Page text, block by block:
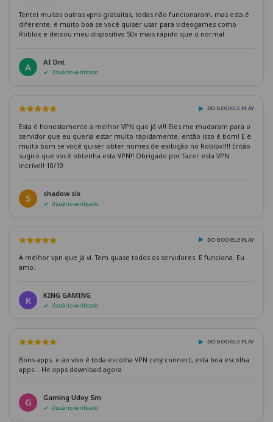
Tentei muitas outras vpns gratuitas, todas não funcionaram, mas esta é
diferente, é muito boa se você quiser usar para videogames como
Roblox e deixou meu dispositivo 50x mais rápido que o normal.
A AI Dnt
Usuário verificado
DO GOOGLE PLAY
Esta é honestamente a melhor VPN que já vi!! Eles me mudaram para o
servidor que eu queria estar muito rapidamente, então isso é bom! E é
muito bom se você quiser obter nomes de exibição no Roblox!!!! Então
sugiro que você obtenha esta VPN!! Obrigado por fazer esta VPN
incrível! 10/10
S shadow six
Usuário verificado
DO GOOGLE PLAY
A melhor vpn que já vi. Tem quase todos os servidores. E funciona. Eu
amo.
K KING GAMING
Usuário verificado
DO GOOGLE PLAY
Bons apps. e ao vivo é toda escolha VPN cety connect, esta boa escolha
apps... He apps download agora.
G Gaming Udoy Sm
Usuário verificado